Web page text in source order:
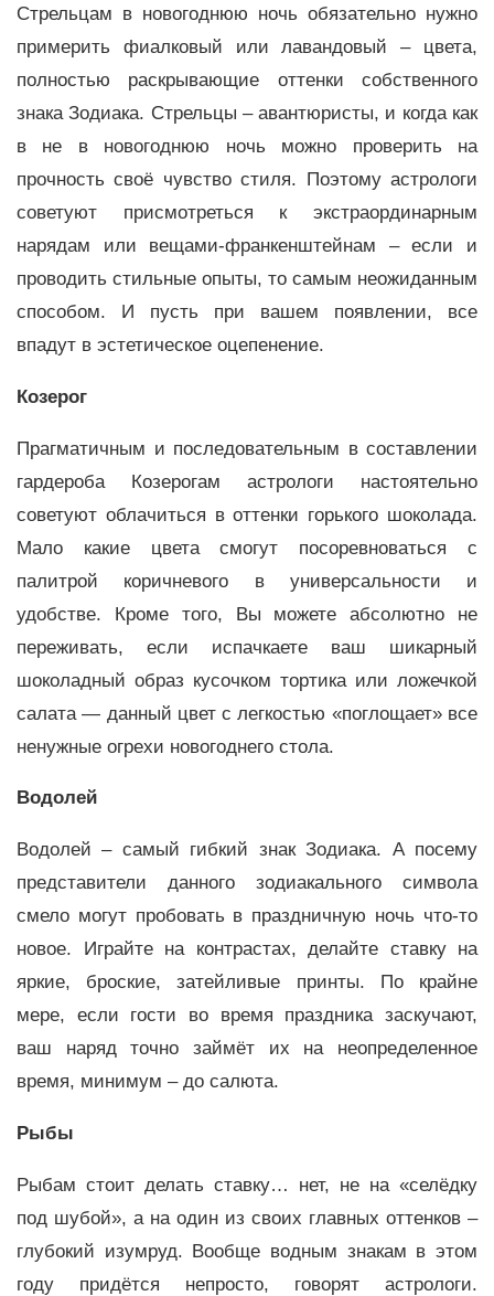
Стрельцам в новогоднюю ночь обязательно нужно
примерить фиалковый или лавандовый – цвета,
полностью раскрывающие оттенки собственного
знака Зодиака. Стрельцы – авантюристы, и когда как
в не в новогоднюю ночь можно проверить на
прочность своё чувство стиля. Поэтому астрологи
советуют присмотреться к экстраординарным
нарядам или вещами-франкенштейнам – если и
проводить стильные опыты, то самым неожиданным
способом. И пусть при вашем появлении, все
впадут в эстетическое оцепенение.
Козерог
Прагматичным и последовательным в составлении
гардероба Козерогам астрологи настоятельно
советуют облачиться в оттенки горького шоколада.
Мало какие цвета смогут посоревноваться с
палитрой коричневого в универсальности и
удобстве. Кроме того, Вы можете абсолютно не
переживать, если испачкаете ваш шикарный
шоколадный образ кусочком тортика или ложечкой
салата — данный цвет с легкостью «поглощает» все
ненужные огрехи новогоднего стола.
Водолей
Водолей – самый гибкий знак Зодиака. А посему
представители данного зодиакального символа
смело могут пробовать в праздничную ночь что-то
новое. Играйте на контрастах, делайте ставку на
яркие, броские, затейливые принты. По крайне
мере, если гости во время праздника заскучают,
ваш наряд точно займёт их на неопределенное
время, минимум – до салюта.
Рыбы
Рыбам стоит делать ставку… нет, не на «селёдку
под шубой», а на один из своих главных оттенков –
глубокий изумруд. Вообще водным знакам в этом
году придётся непросто, говорят астрологи.